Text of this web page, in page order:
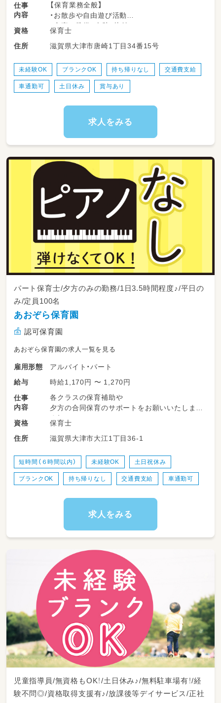
仕事
内容
【保育業務全般】
・お散歩や自由遊び活動
・食事の準備、介助、片付け
・排泄介助、着替えの援助
・園の開園準備、お迎え
・記録や立案保育計画の作成（年間の指導計画、
月々の計画案、週案の作成）など
https://keceg.jp/school/hoppa-karasakieki/
資格
保育士
住所
滋賀県大津市唐崎1丁目34番15号
未経験OK ブランクOK 持ち帰りなし 交通費支給
車通勤可 土日休み 賞与あり
求人をみる
パート保育士/夕方のみの勤務/1日3.5時間程度♪/平日の
み/定員100名
あおぞら保育園
認可保育園
あおぞら保育園の求人一覧を見る
雇用形態
アルバイト・パート
給与
時給1,170円 〜 1,270円
仕事
内容
各クラスの保育補助や
夕方の合同保育のサポートをお願いいたしま
す！
資格
保育士
住所
滋賀県大津市大江1丁目36-1
短時間（６時間以内） 未経験OK 土日祝休み
ブランクOK 持ち帰りなし 交通費支給 車通勤可
求人をみる
児童指導員/無資格もOK！/土日休み♪/無料駐車場有！/経
験不問◎/資格取得支援有♪/放課後等デイサービス/正社